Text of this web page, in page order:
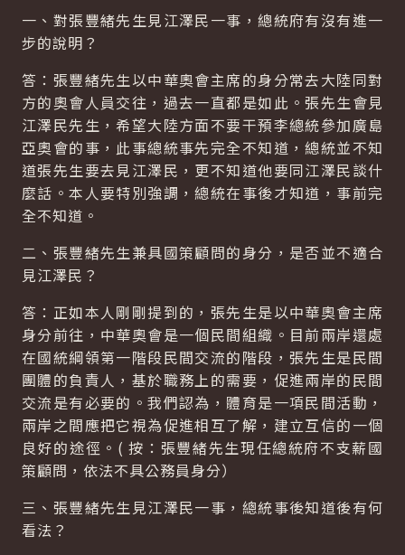
一、對張豐緒先生見江澤民一事，總統府有沒有進一
步的說明？
答：張豐緒先生以中華奧會主席的身分常去大陸同對
方的奧會人員交往，過去一直都是如此。張先生會見
江澤民先生，希望大陸方面不要干預李總統參加廣島
亞奧會的事，此事總統事先完全不知道，總統並不知
道張先生要去見江澤民，更不知道他要同江澤民談什
麼話。本人要特別強調，總統在事後才知道，事前完
全不知道。
二、張豐緒先生兼具國策顧問的身分，是否並不適合
見江澤民？
答：正如本人剛剛提到的，張先生是以中華奧會主席
身分前往，中華奧會是一個民間組織。目前兩岸還處
在國統綱領第一階段民間交流的階段，張先生是民間
團體的負責人，基於職務上的需要，促進兩岸的民間
交流是有必要的。我們認為，體育是一項民間活動，
兩岸之間應把它視為促進相互了解，建立互信的一個
良好的途徑。( 按：張豐緒先生現任總統府不支薪國
策顧問，依法不具公務員身分）
三、張豐緒先生見江澤民一事，總統事後知道後有何
看法？